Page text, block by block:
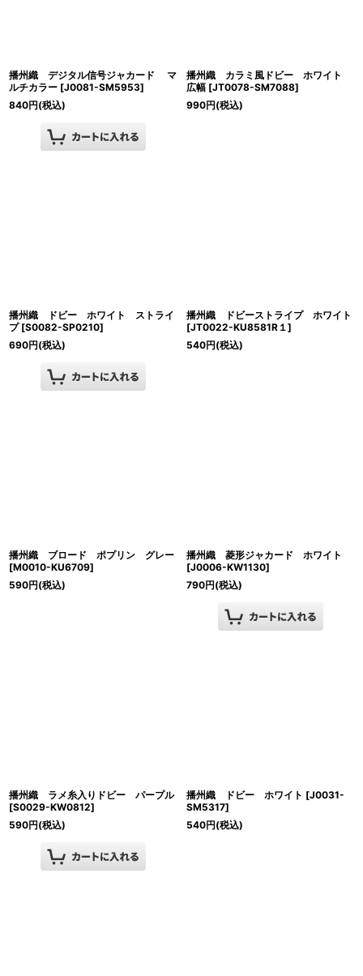
播州織 デジタル信号ジャカード マ
ルチカラー [J0081-SM5953]
840円(税込)
播州織 カラミ風ドビー ホワイト
広幅 [JT0078-SM7088]
990円(税込)
播州織 ドビー ホワイト ストライ
プ [S0082-SP0210]
690円(税込)
播州織 ドビーストライプ ホワイト
[JT0022-KU8581R１]
540円(税込)
播州織 ブロード ポプリン グレー
[M0010-KU6709]
590円(税込)
播州織 菱形ジャカード ホワイト
[J0006-KW1130]
790円(税込)
播州織 ラメ糸入りドビー パープル
[S0029-KW0812]
590円(税込)
播州織 ドビー ホワイト [J0031-
SM5317]
540円(税込)